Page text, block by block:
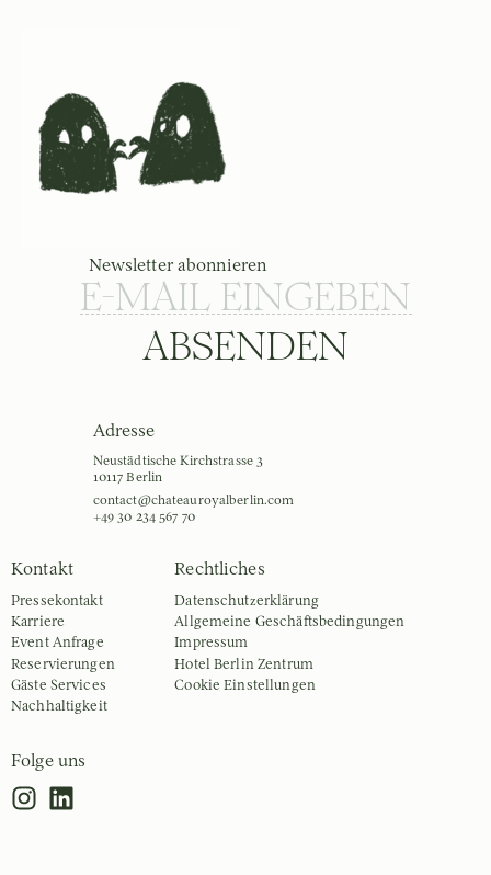
Newsletter abonnieren
ABSENDEN
Adresse
Neustädtische Kirchstrasse 3
10117 Berlin
contact@chateauroyalberlin.com
+49 30 234 567 70
Kontakt
Pressekontakt
Karriere
Event Anfrage
Reservierungen
Gäste Services
Nachhaltigkeit
Rechtliches
Datenschutz­erklärung
Allgemeine Geschäfts­bedingungen
Impressum
Hotel Berlin Zentrum
Cookie Einstellungen
Folge uns